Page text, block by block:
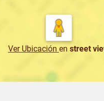
Ver Ubicación en street